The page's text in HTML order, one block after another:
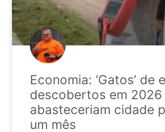
Economia: ‘Gatos’ de
descobertos em 2026
abasteceriam cidade
um mês